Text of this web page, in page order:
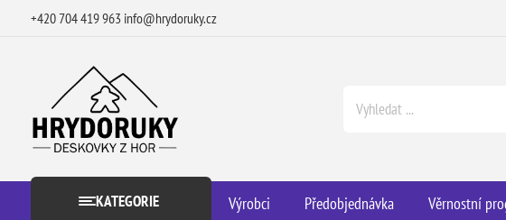
+420 704 419 963 info@hrydoruky.cz
KATEGORIE Výrobci Předobjednávka Věrnostní